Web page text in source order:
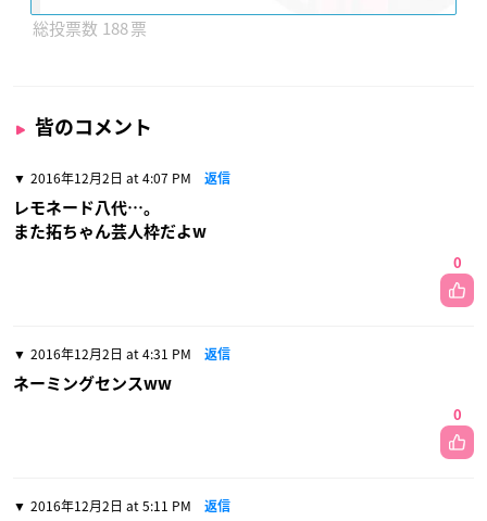
188
皆のコメント
2016年12月2日 at 4:07 PM 返信
レモネード八代…。
また拓ちゃん芸人枠だよw
0
2016年12月2日 at 4:31 PM 返信
ネーミングセンスww
0
2016年12月2日 at 5:11 PM 返信